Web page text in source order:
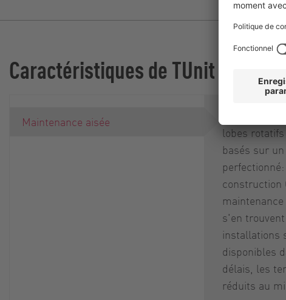
Caractéristiques de TUnit
Maintenance aisée
Nos
lobes
basés sur
construction
s'en
installations
disponibles
délais, les
réduits au